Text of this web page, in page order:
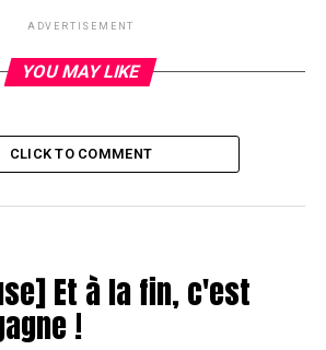
ADVERTISEMENT
YOU MAY LIKE
CLICK TO COMMENT
Et à la fin, c'est
!